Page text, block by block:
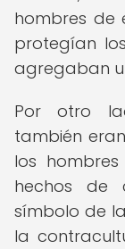
hombres de
protegían
agregaban
Por otro
también
los
hechos de
símbolo de
la